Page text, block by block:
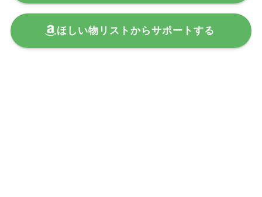
ほしい物リストからサポートする